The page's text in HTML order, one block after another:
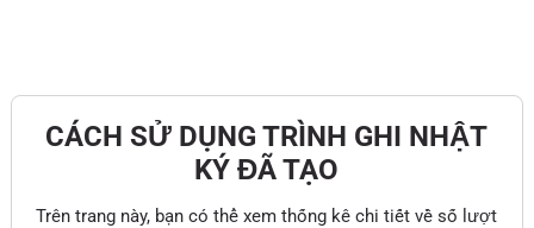
CÁCH SỬ DỤNG TRÌNH GHI NHẬT
KÝ ĐÃ TẠO
Trên trang này, bạn có thể xem thống kê chi tiết về số lượt